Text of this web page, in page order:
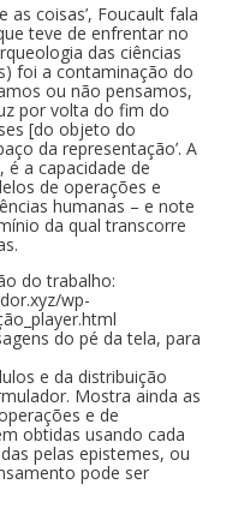
as coisas’, Foucault fala
teve de enfrentar no
das ciências
foi a contaminação do
ou não pensamos,
por volta do fim do
[do objeto do
da representação’. A
é a capacidade de
de operações e
humanas – e note
da qual transcorre
do trabalho:
wp-
do pé da tela, para
e da distribuição
Mostra ainda as
e de
obtidas usando cada
pelas epistemes, ou
pode ser